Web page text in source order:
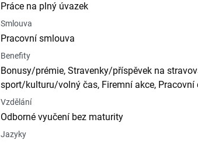
Práce na plný úvazek
Smlouva
Pracovní smlouva
Benefity
Bonusy/prémie, Stravenky/příspěvek na
sport/kulturu/volný čas, Firemní akce, Pracovní
Vzdělání
Odborné vyučení bez maturity
Jazyky